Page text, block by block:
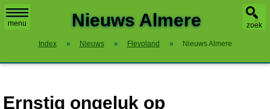
menu zoek
Nieuws Almere
Index » Nieuws » Flevoland » Nieuws Almere
Ernstig ongeluk op